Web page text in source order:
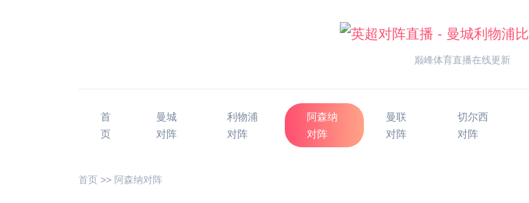
巅峰体育直播在线更新
首
页
曼城
对阵
利物浦
对阵
阿森纳
对阵
曼联
对阵
切尔西
对阵
首页 >> 阿森纳对阵